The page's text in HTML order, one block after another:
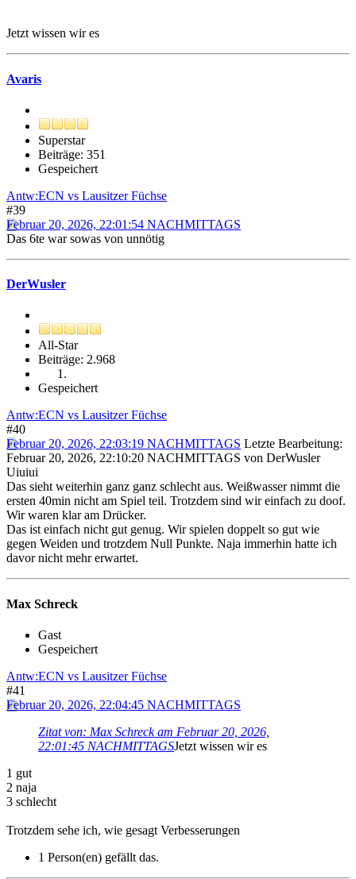
Jetzt wissen wir es
Avaris
Superstar
Beiträge: 351
Gespeichert
Antw:ECN vs Lausitzer Füchse
#39
Februar 20, 2026, 22:01:54 NACHMITTAGS
Das 6te war sowas von unnötig
DerWusler
All-Star
Beiträge: 2.968
Gespeichert
Antw:ECN vs Lausitzer Füchse
#40
Februar 20, 2026, 22:03:19 NACHMITTAGS Letzte Bearbeitung:
Februar 20, 2026, 22:10:20 NACHMITTAGS von DerWusler
Uiuiui
Das sieht weiterhin ganz ganz schlecht aus. Weißwasser nimmt die
ersten 40min nicht am Spiel teil. Trotzdem sind wir einfach zu doof.
Wir waren klar am Drücker.
Das ist einfach nicht gut genug. Wir spielen doppelt so gut wie
gegen Weiden und trotzdem Null Punkte. Naja immerhin hatte ich
davor nicht mehr erwartet.
Max Schreck
Gast
Gespeichert
Antw:ECN vs Lausitzer Füchse
#41
Februar 20, 2026, 22:04:45 NACHMITTAGS
Zitat von: Max Schreck am Februar 20, 2026,
22:01:45 NACHMITTAGSJetzt wissen wir es
1 gut
2 naja
3 schlecht
Trotzdem sehe ich, wie gesagt Verbesserungen
1 Person(en) gefällt das.